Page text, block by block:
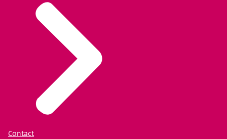
Contact